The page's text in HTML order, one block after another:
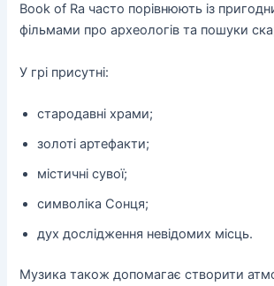
Book of Ra часто порівнюють із
фільмами про археологів та пошуки
У грі присутні:
стародавні храми;
золоті артефакти;
містичні сувої;
символіка Сонця;
дух дослідження невідомих місць.
Музика також допомагає створити